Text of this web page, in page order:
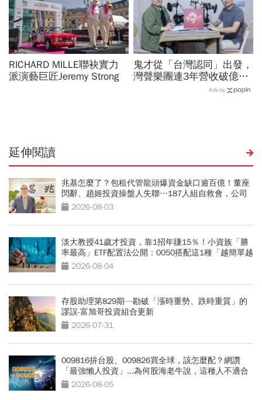
RICHARD MILLE聯袂實力
派演藝巨匠Jeremy Strong
鬼才從「台灣認同」出發，
灣聲樂團連3年營收破億！
台積電找它到熊本、施振榮
Ads by
延伸閱讀
兆基怎麼了？包租代管龍頭爆資金缺口逾百億！董座
閃辭、趙姬投資操盤人失聯…187人組自救會，公司
最新聲明
2026-08-03
淡大教授41歲才投資，靠1招年賺15％！小資族「勝
率最高」ETF配置法公開：0050搭配這1種「越簡單越
好賺」
2026-08-04
存股助理第829期—勘破「漲時重勢、跌時重質」的
謬誤-富旭哥投資組合更新
2026-07-31
009816拚台股、009826買全球，該怎麼配？網讚
「最強懶人投資」...為何股海老牛說，這種人不適合
買？2026-08-05